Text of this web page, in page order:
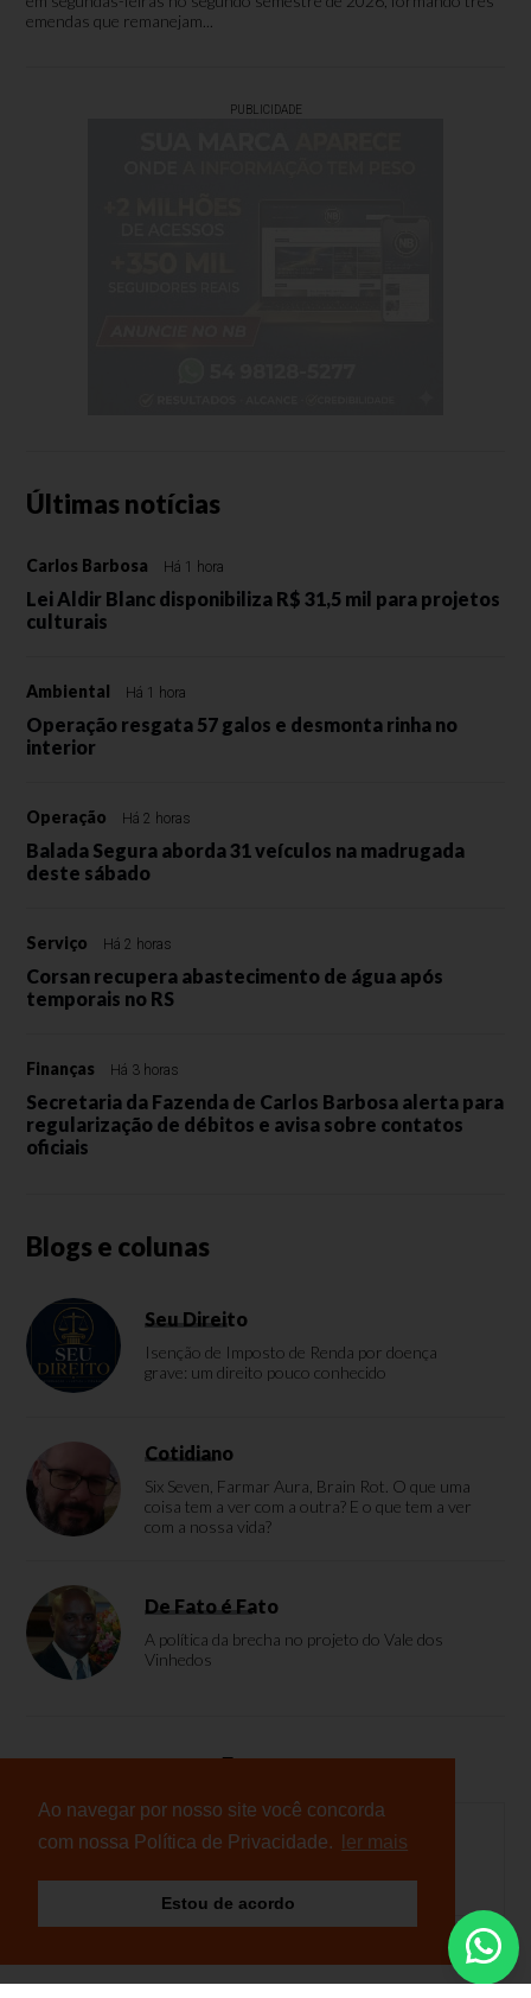
Ao navegar por nosso site você concorda
com nossa Política de Privacidade.
ler mais
Estou de acordo
emendas que remanejam...
PUBLICIDADE
Últimas notícias
Carlos Barbosa Há 1 hora
Lei Aldir Blanc disponibiliza R$ 31,5 mil para projetos
culturais
Ambiental Há 1 hora
Operação resgata 57 galos e desmonta rinha no
interior
Operação Há 2 horas
Balada Segura aborda 31 veículos na madrugada
deste sábado
Serviço Há 2 horas
Corsan recupera abastecimento de água após
temporais no RS
Finanças Há 3 horas
Secretaria da Fazenda de Carlos Barbosa alerta para
regularização de débitos e avisa sobre contatos
oficiais
Blogs e colunas
Seu Direito
Isenção de Imposto de Renda por doença
grave: um direito pouco conhecido
Cotidiano
Six Seven, Farmar Aura, Brain Rot. O que uma
coisa tem a ver com a outra? E o que tem a ver
com a nossa vida?
De Fato é Fato
A política da brecha no projeto do Vale dos
Vinhedos
Enquete